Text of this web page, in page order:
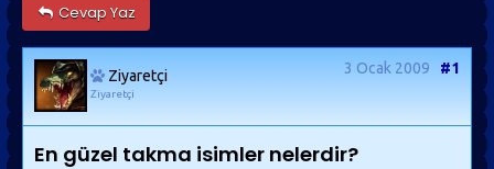
Cevap Yaz
Ziyaretçi
Ziyaretçi
3 Ocak 2009 #1
En güzel takma isimler nelerdir?